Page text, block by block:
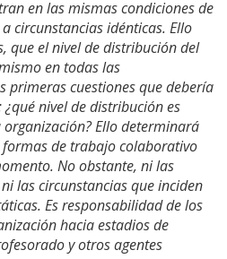
en las mismas condiciones de
circunstancias idénticas. Ello
que el nivel de distribución del
en todas las
primeras cuestiones que debería
nivel de distribución es
Ello determinará
de trabajo colaborativo
No obstante, ni las
las circunstancias que inciden
Es responsabilidad de los
hacia estadios de
y otros agentes